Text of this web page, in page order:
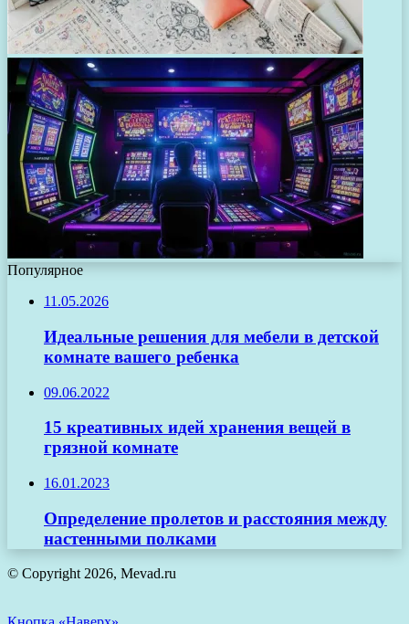
Популярное
11.05.2026
Идеальные решения для мебели в детской
комнате вашего ребенка
09.06.2022
15 креативных идей хранения вещей в
грязной комнате
16.01.2023
Определение пролетов и расстояния между
настенными полками
© Copyright 2026, Mevad.ru